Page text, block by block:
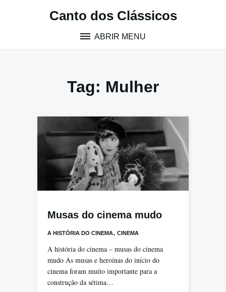
Canto dos Clássicos
ABRIR MENU
Tag: Mulher
Musas do cinema mudo
A HISTÓRIA DO CINEMA, CINEMA
A história do cinema – musas do cinema
mudo As musas e heroínas do início do
cinema foram muito importante para a
construção da sétima…